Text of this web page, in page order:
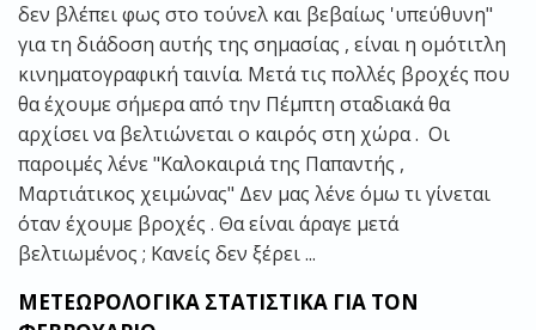
δεν βλέπει φως στο τούνελ και βεβαίως 'υπεύθυνη"
για τη διάδοση αυτής της σημασίας , είναι η ομότιτλη
κινηματογραφική ταινία. Μετά τις πολλές βροχές που
θα έχουμε σήμερα από την Πέμπτη σταδιακά θα
αρχίσει να βελτιώνεται ο καιρός στη χώρα . Οι
παροιμές λένε "Καλοκαιριά της Παπαντής ,
Μαρτιάτικος χειμώνας" Δεν μας λένε όμω τι γίνεται
όταν έχουμε βροχές . Θα είναι άραγε μετά
βελτιωμένος ; Κανείς δεν ξέρει ...
ΜΕΤΕΩΡΟΛΟΓΙΚΑ ΣΤΑΤΙΣΤΙΚΑ ΓΙΑ ΤΟΝ